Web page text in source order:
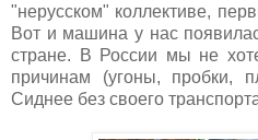
"нерусском" коллективе,
Вот и машина у нас
стране. В России мы не
причинам (угоны, пробки,
Сиднее без своего